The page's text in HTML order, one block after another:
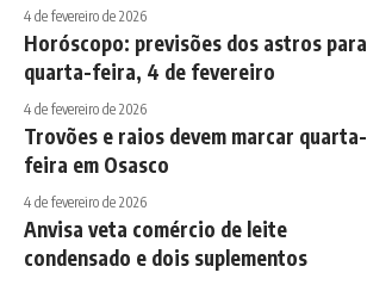
4 de fevereiro de 2026
Horóscopo: previsões dos astros para
quarta-feira, 4 de fevereiro
4 de fevereiro de 2026
Trovões e raios devem marcar quarta-
feira em Osasco
4 de fevereiro de 2026
Anvisa veta comércio de leite
condensado e dois suplementos